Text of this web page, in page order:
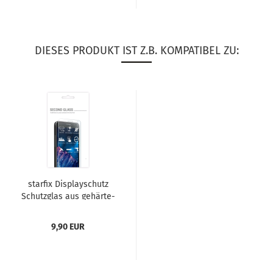
DIESES PRODUKT IST Z.B. KOMPATIBEL ZU:
star­fix Dis­play­schutz
Schutz­glas aus ge­här­te­
9,90 EUR